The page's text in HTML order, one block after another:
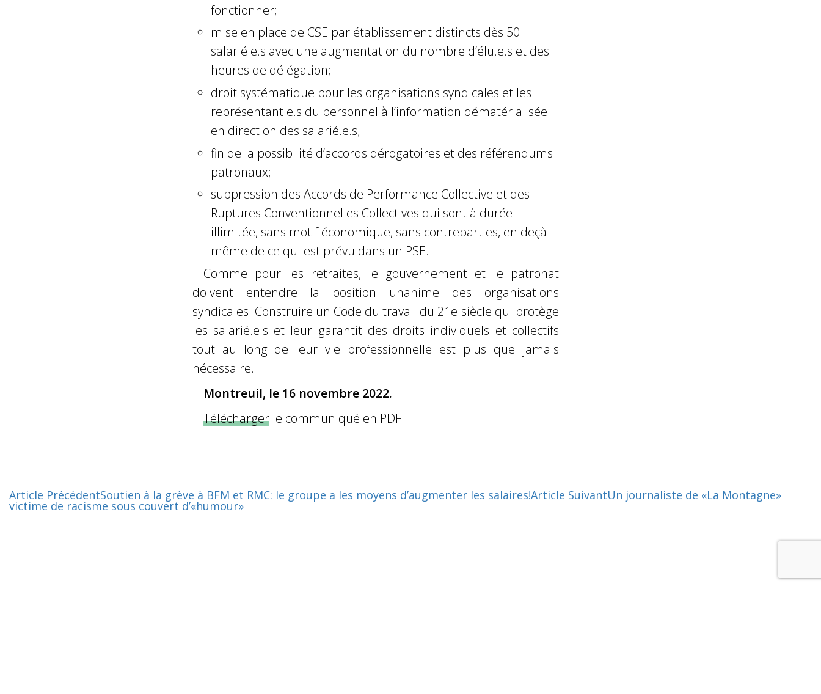
fonctionner;
mise en place de CSE par établissement distincts dès 50
salarié.e.s avec une augmentation du nombre d’élu.e.s et des
heures de délégation;
droit systématique pour les organisations syndicales et les
représentant.e.s du personnel à l’information dématérialisée
en direction des salarié.e.s;
fin de la possibilité d’accords dérogatoires et des référendums
patronaux;
suppression des Accords de Performance Collective et des
Ruptures Conventionnelles Collectives qui sont à durée
illimitée, sans motif économique, sans contreparties, en deçà
même de ce qui est prévu dans un PSE.
Comme pour les retraites, le gouvernement et le patronat
doivent entendre la position unanime des organisations
syndicales. Construire un Code du travail du 21e siècle qui protège
les salarié.e.s et leur garantit des droits individuels et collectifs
tout au long de leur vie professionnelle est plus que jamais
nécessaire.
Montreuil, le 16 novembre 2022.
Téléchargerle communiqué en PDF
Article PrécédentSoutien à la grève à BFM et RMC: le groupe a les moyens d’augmenter les salaires!Article SuivantUn journaliste de «La Montagne»
victime de racisme sous couvert d’«humour»